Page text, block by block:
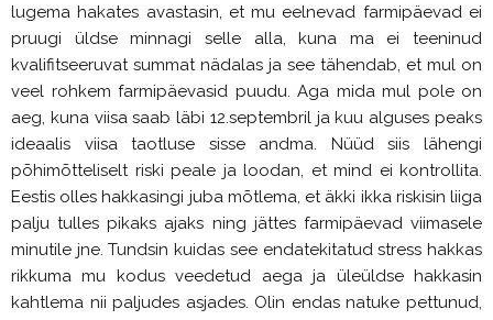
lugema hakates avastasin, et mu eelnevad farmipäevad ei
pruugi üldse minnagi selle alla, kuna ma ei teeninud
kvalifitseeruvat summat nädalas ja see tähendab, et mul on
veel rohkem farmipäevasid puudu. Aga mida mul pole on
aeg, kuna viisa saab läbi 12.septembril ja kuu alguses peaks
ideaalis viisa taotluse sisse andma. Nüüd siis lähengi
põhimõtteliselt riski peale ja loodan, et mind ei kontrollita.
Eestis olles hakkasingi juba mõtlema, et äkki ikka riskisin liiga
palju tulles pikaks ajaks ning jättes farmipäevad viimasele
minutile jne. Tundsin kuidas see endatekitatud stress hakkas
rikkuma mu kodus veedetud aega ja üleüldse hakkasin
kahtlema nii paljudes asjades. Olin endas natuke pettunud,